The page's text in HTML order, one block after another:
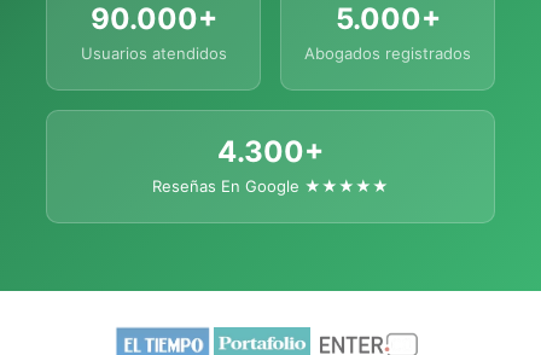
90.000+
Usuarios atendidos
5.000+
Abogados registrados
4.300+
Reseñas En Google ★★★★★